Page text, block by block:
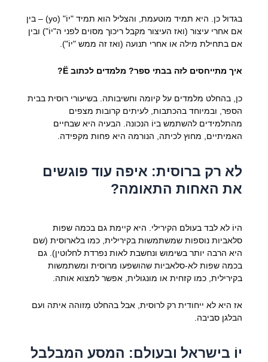
בגדול כן. היא תמיד מוטעמת, והצליל הוא תמיד "יוֹ" (yo) – בין
אם אחרי עיצור (ואז העיצור מקבל ריכוך מסוים לפני ה"יוֹ") ובין
אם בתחילת מילה או אחרי תנועה (ואז זה ממש "יוֹ").
איך מתייחסים לזה בבתי ספר? מלמדים לכתוב Ё?
כן, בהחלט מלמדים על קיומה וחשיבותה. בשיעורי רוסית בבית
הספר, ובמיוחד בהכתבות, לעיתים קרובות מצפים
מהתלמידים להשתמש ביוֹ הנכונה. הבעיה היא שבחיים
האמיתיים, מחוץ לכיתה, הנורמה היא פחות מקפידה.
לא רק ברוסית: איפה עוד פוגשים
את האחות התאומה?
היוֹ לא לבד בעולם הקירילי. היא קיימת גם בכמה שפות
סלאביות נוספות שמשתמשות בקירילית, כמו בלארוסית (שם
היא הרבה יותר בשימוש ונחשבת לאות נפרדת לחלוטין). גם
בכמה שפות לא-סלאביות שהושפעו מרוסית ומשתמשות
בקירילית, כמו קזחית או מונגולית, אפשר למצוא אותה.
אז היא לא ייחודית רק לרוסית, אבל בהחלט מְזוהה איתה ועם
הבלגן סביבה.
יוֹ בישראל ובעולם: המסע המבלבל